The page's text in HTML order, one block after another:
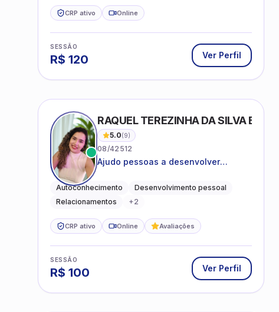
CRP ativo Online
SESSÃO
R$ 120 Ver Perfil
RAQUEL TEREZINHA DA SILVA BIONDI
5.0(9)
08/42512
Ajudo pessoas a desenvolver
saudáveis
Autoconhecimento
Desenvolvimento pessoal
Relacionamentos
+2
CRP ativo Online Avaliações
SESSÃO
R$ 100 Ver Perfil